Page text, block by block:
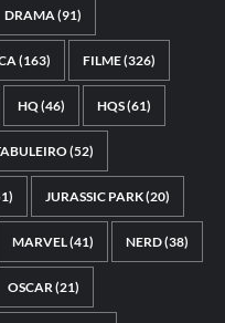
DRAMA(91)
(163) FILME(326)
HQ(46) HQS(61)
(52)
JURASSIC PARK(20)
MARVEL(41) NERD(38)
OSCAR(21)